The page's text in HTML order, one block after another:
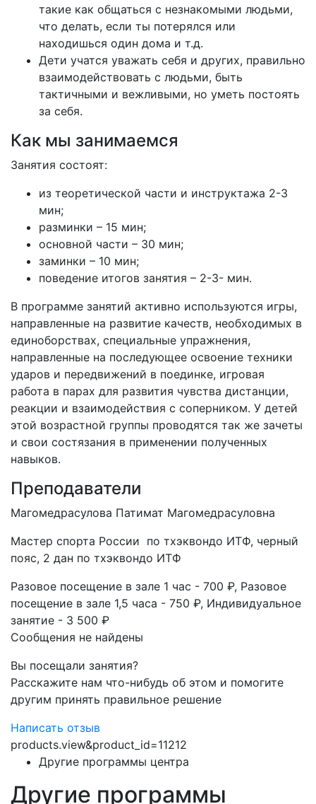
такие как общаться с незнакомыми людьми,
что делать, если ты потерялся или
находишься один дома и т.д.
Дети учатся уважать себя и других, правильно
взаимодействовать с людьми, быть
тактичными и вежливыми, но уметь постоять
за себя.
Как мы занимаемся
Занятия состоят:
из теоретической части и инструктажа 2-3
мин;
разминки – 15 мин;
основной части – 30 мин;
заминки – 10 мин;
поведение итогов занятия – 2-3- мин.
В программе занятий активно используются игры,
направленные на развитие качеств, необходимых в
единоборствах, специальные упражнения,
направленные на последующее освоение техники
ударов и передвижений в поединке, игровая
работа в парах для развития чувства дистанции,
реакции и взаимодействия с соперником. У детей
этой возрастной группы проводятся так же зачеты
и свои состязания в применении полученных
навыков.
Преподаватели
Магомедрасулова Патимат Магомедрасуловна
Мастер спорта России по тхэквондо ИТФ, черный
пояс, 2 дан по тхэквондо ИТФ
Разовое посещение в зале 1 час - 700 ₽, Разовое
посещение в зале 1,5 часа - 750 ₽, Индивидуальное
занятие - 3 500 ₽
Сообщения не найдены
Вы посещали занятия?
Расскажите нам что-нибудь об этом и помогите
другим принять правильное решение
Написать отзыв
products.view&product_id=11212
Другие программы центра
Другие программы